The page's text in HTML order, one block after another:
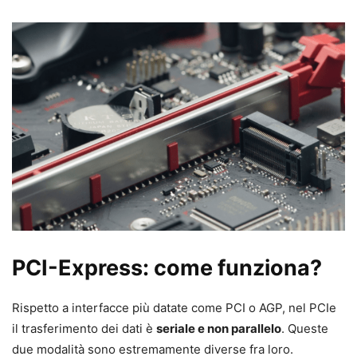
PCI-Express: come funziona?
Rispetto a interfacce più datate come PCI o AGP, nel PCIe
il trasferimento dei dati è seriale e non parallelo. Queste
due modalità sono estremamente diverse fra loro.